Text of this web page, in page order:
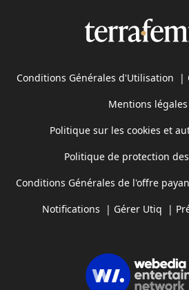
Conditions Générales d'Utilisation |
Mentions légales
Politique sur les cookies et
Politique de protection
Conditions Générales de l'offre
Notifications | Gérer Utiq |